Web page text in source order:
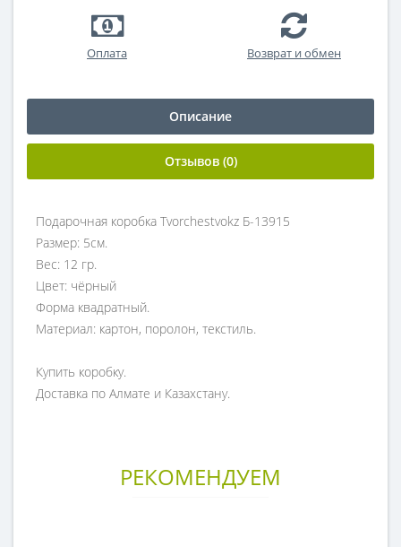
Оплата Возврат и обмен
Описание
Отзывов (0)
Подарочная коробка Tvorchestvokz Б-13915
Размер: 5см.
Вес: 12 гр.
Цвет: чёрный
Форма квадратный.
Материал: картон, поролон, текстиль.
Купить коробку.
Доставка по Алмате и Казахстану.
РЕКОМЕНДУЕМ